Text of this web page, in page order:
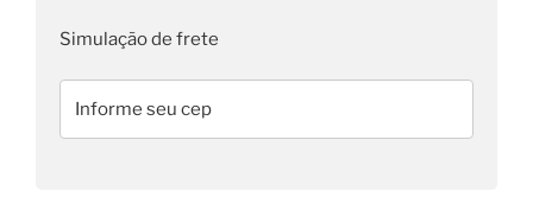
Simulação de frete